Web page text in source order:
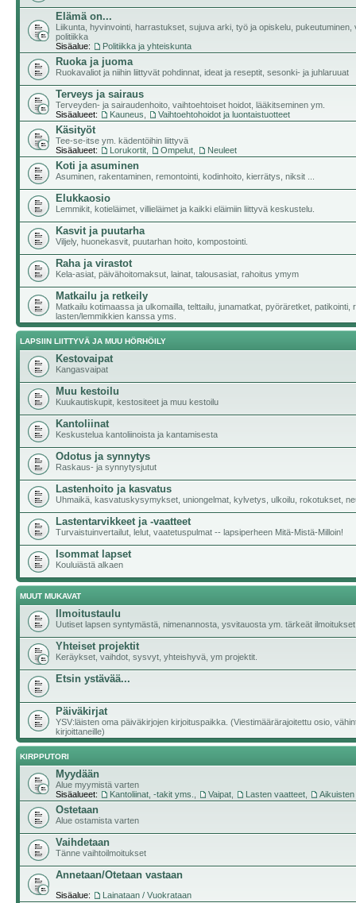
Elämä on...
Liikunta, hyvinvointi, harrastukset, sujuva arki, työ ja opiskelu, pukeutuminen,
politiikka
Sisäalue:
Politiikka ja yhteiskunta
Ruoka ja juoma
Ruokavaliot ja niihin liittyvät pohdinnat, ideat ja reseptit, sesonki- ja juhlaruuat
Terveys ja sairaus
Terveyden- ja sairaudenhoito, vaihtoehtoiset hoidot, lääkitseminen ym.
Sisäalueet:
Kauneus Vaihtoehtohoidot ja luontaistuotteet
Käsityöt
Tee-se-itse ym. kädentöihin liittyvä
Sisäalueet:
Lorukortit Ompelut Neuleet
Koti ja asuminen
Asuminen, rakentaminen, remontointi, kodinhoito, kierrätys, niksit ...
Elukkaosio
Lemmikit, kotieläimet, villieläimet ja kaikki eläimiin liittyvä keskustelu.
Kasvit ja puutarha
Viljely, huonekasvit, puutarhan hoito, kompostointi.
Raha ja virastot
Kela-asiat, päivähoitomaksut, lainat, talousasiat, rahoitus ymym
Matkailu ja retkeily
Matkailu kotimaassa ja ulkomailla, telttailu, junamatkat, pyöräretket, patikointi,
lasten/lemmikkien kanssa yms.
LAPSIIN LIITTYVÄ JA MUU HÖRHÖILY
Kestovaipat
Kangasvaipat
Muu kestoilu
Kuukautiskupit, kestositeet ja muu kestoilu
Kantoliinat
Keskustelua kantoliinoista ja kantamisesta
Odotus ja synnytys
Raskaus- ja synnytysjutut
Lastenhoito ja kasvatus
Uhmaikä, kasvatuskysymykset, uniongelmat, kylvetys, ulkoilu, rokotukset,
Lastentarvikkeet ja -vaatteet
Turvaistuinvertailut, lelut, vaatetuspulmat -- lapsiperheen Mitä-Mistä-Milloin!
Isommat lapset
Kouluiästä alkaen
MUUT MUKAVAT
Ilmoitustaulu
Uutiset lapsen syntymästä, nimenannosta, ysvitauosta ym. tärkeät ilmoitukset
Yhteiset projektit
Keräykset, vaihdot, sysvyt, yhteishyvä, ym projektit.
Etsin ystävää...
Päiväkirjat
YSV:läisten oma päiväkirjojen kirjoituspaikka. (Viestimäärärajoitettu osio,
kirjoittaneille)
KIRPPUTORI
Myydään
Alue myymistä varten
Sisäalueet:
Kantoliinat, -takit yms. Vaipat Lasten vaatteet
Ostetaan
Alue ostamista varten
Vaihdetaan
Tänne vaihtoilmoitukset
Annetaan/Otetaan vastaan
Sisäalue: Lainataan / Vuokrataan